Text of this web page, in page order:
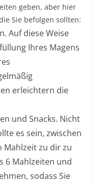
geben, aber hier
Sie befolgen sollten:
Auf diese Weise
Ihres Magens
erleichtern die
und Snacks. Nicht
es sein, zwischen
Mahlzeit zu dir zu
6 Mahlzeiten und
sodass Sie